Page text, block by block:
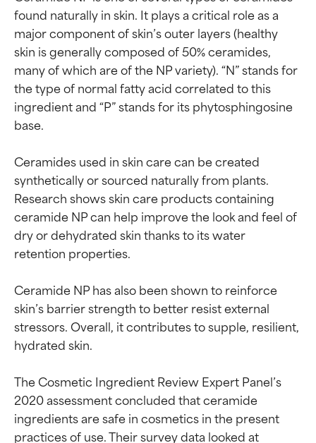
found naturally in skin. It plays a critical role as a
major component of skin’s outer layers (healthy
skin is generally composed of 50% ceramides,
many of which are of the NP variety). “N” stands for
the type of normal fatty acid correlated to this
ingredient and “P” stands for its phytosphingosine
base.
Ceramides used in skin care can be created
synthetically or sourced naturally from plants.
Research shows skin care products containing
ceramide NP can help improve the look and feel of
dry or dehydrated skin thanks to its water
retention properties.
Ceramide NP has also been shown to reinforce
skin’s barrier strength to better resist external
stressors. Overall, it contributes to supple, resilient,
hydrated skin.
The Cosmetic Ingredient Review Expert Panel’s
2020 assessment concluded that ceramide
ingredients are safe in cosmetics in the present
practices of use. Their survey data looked at